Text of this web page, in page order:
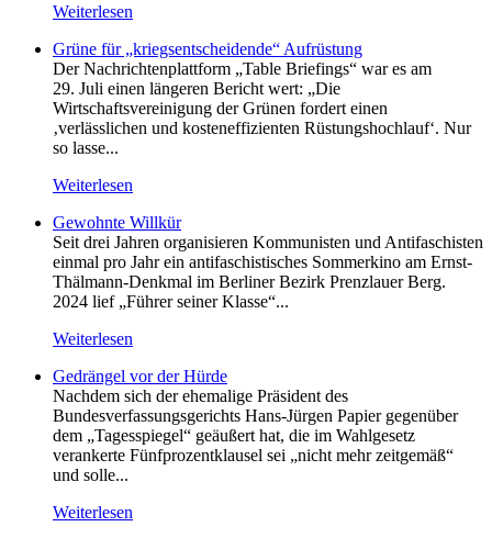
Weiterlesen
Grüne für „kriegsentscheidende“ Aufrüstung
Der Nachrichtenplattform „Table Briefings“ war es am
29. Juli einen längeren Bericht wert: „Die
Wirtschaftsvereinigung der Grünen fordert einen
‚verlässlichen und kosteneffizienten Rüstungshochlauf‘. Nur
so lasse...
Weiterlesen
Gewohnte Willkür
Seit drei Jahren organisieren Kommunisten und Antifaschisten
einmal pro Jahr ein antifaschistisches Sommerkino am Ernst-
Thälmann-Denkmal im Berliner Bezirk Prenzlauer Berg.
2024 lief „Führer seiner Klasse“...
Weiterlesen
Gedrängel vor der Hürde
Nachdem sich der ehemalige Präsident des
Bundesverfassungsgerichts Hans-Jürgen Papier gegenüber
dem „Tagesspiegel“ geäußert hat, die im Wahlgesetz
verankerte Fünfprozentklausel sei „nicht mehr zeitgemäß“
und solle...
Weiterlesen